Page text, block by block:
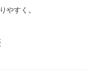
やすく。